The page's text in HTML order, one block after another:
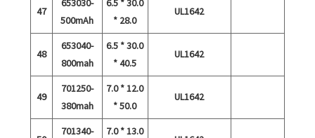
47
653030-
500mAh
6.5 * 30.0
* 28.0
UL1642
48
653040-
800mah
6.5 * 30.0
* 40.5
UL1642
49
701250-
380mah
7.0 * 12.0
* 50.0
UL1642
701340-
7.0 * 13.0